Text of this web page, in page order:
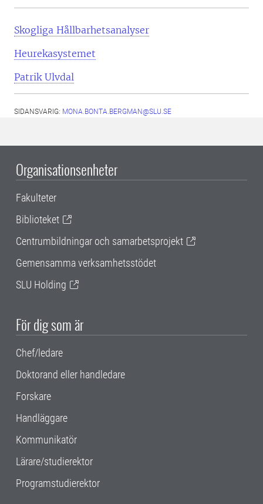
Skogliga Hållbarhetsanalyser
Heurekasystemet
Patrik Ulvdal
SIDANSVARIG: MONA.BONTA.BERGMAN@SLU.SE
Organisationsenheter
Fakulteter
Biblioteket
Centrumbildningar och samarbetsprojekt
Gemensamma verksamhetsstödet
SLU Holding
För dig som är
Chef/ledare
Doktorand eller handledare
Forskare
Handläggare
Kommunikatör
Lärare/studierektor
Programstudierektor